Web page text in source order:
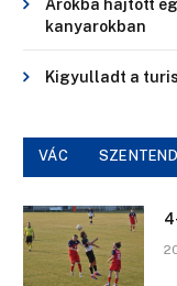
Árokba hajtott
kanyarokban
Kigyulladt a
VÁC